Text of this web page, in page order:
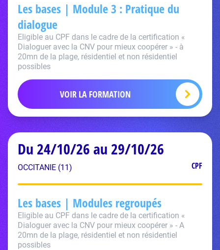
Les bases | Module 3 : Pratique du
dialogue
Eligible au CPF dans le cadre de la certification «
Dialoguer avec la CNV pour mieux coopérer » - à
20mn de la plage, résidentiel et non résidentiel
possibles
VOIR LA FORMATION
Du 24/10/26 au 29/10/26
OCCITANIE (11) CPF
Les bases | Modules regroupés
Eligible au CPF dans le cadre de la certification «
Dialoguer avec la CNV pour mieux coopérer » - A
20mn de la plage, résidentiel et non résidentiel
possibles